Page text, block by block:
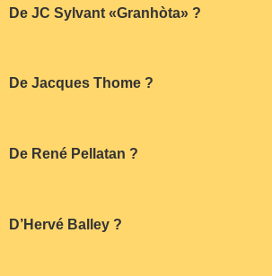
De JC Sylvant «Granhòta» ?
De Jacques Thome ?
De René Pellatan ?
D’Hervé Balley ?